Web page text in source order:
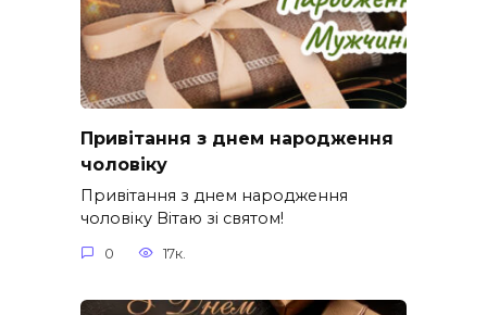
Привітання з днем народження
чоловіку
Привітання з днем народження
чоловіку Вітаю зі святом!
0 17к.